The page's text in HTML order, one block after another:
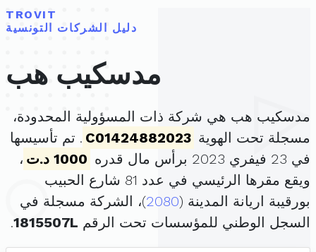
TROVIT
دليل الشركات التونسية
مدسكيب هب
مدسكيب هب هي شركة ذات المسؤولية المحدودة،
مسجلة تحت الهوية C01424882023 . تم تأسيسها
في 23 فيفري 2023 برأس مال قدره
1000 د.ت
،
ويقع مقرها الرئيسي في عدد 81 شارع الحبيب
بورقيبة اريانة المدينة (2080)، الشركة مسجلة في
السجل الوطني للمؤسسات تحت الرقم 1815507L
.